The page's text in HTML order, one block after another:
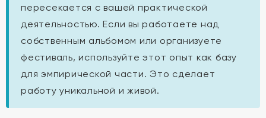
пересекается с вашей практической
деятельностью. Если вы работаете над
собственным альбомом или организуете
фестиваль, используйте этот опыт как базу
для эмпирической части. Это сделает
работу уникальной и живой.